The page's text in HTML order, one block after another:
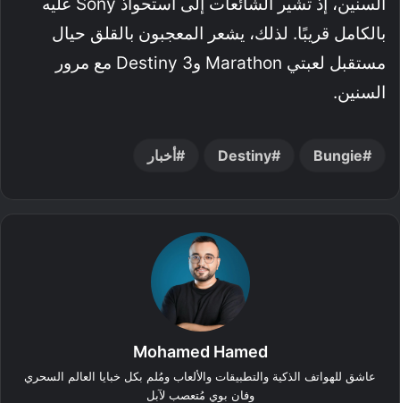
بالكامل قريبًا. لذلك، يشعر المعجبون بالقلق حيال
مستقبل لعبتي Marathon وDestiny 3 مع مرور
السنين.
Bungie
Destiny أخبار
Mohamed Hamed
عاشق للهواتف الذكية والتطبيقات والألعاب ومُلم بكل خبايا العالم السحري
وفان بوي مُتعصب لآبل